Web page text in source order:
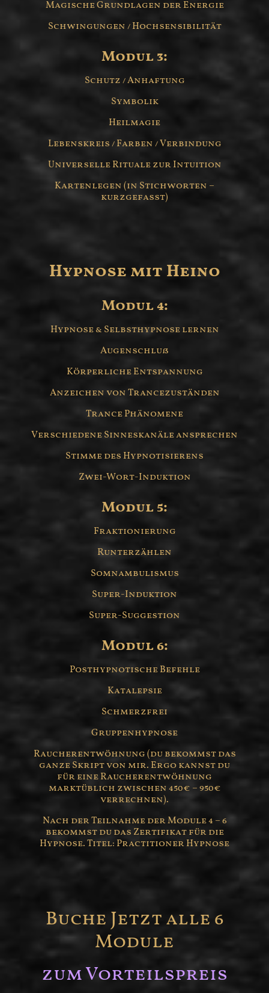
Magische Grundlagen der Energie
Schwingungen / Hochsensibilität
Modul 3:
Schutz / Anhaftung
Symbolik
Heilmagie
Lebenskreis / Farben / Verbindung
Universelle Rituale zur Intuition
Kartenlegen (in Stichworten –
kurzgefasst)
Hypnose mit Heino
Modul 4:
Hypnose & Selbsthypnose lernen
Augenschluß
Körperliche Entspannung
Anzeichen von Trancezuständen
Trance Phänomene
Verschiedene Sinneskanäle ansprechen
Stimme des Hypnotisierens
Zwei-Wort-Induktion
Modul 5:
Fraktionierung
Runterzählen
Somnambulismus
Super-Induktion
Super-Suggestion
Modul 6:
Posthypnotische Befehle
Katalepsie
Schmerzfrei
Gruppenhypnose
Raucherentwöhnung (du bekommst das
ganze Skript von mir. Ergo kannst du
für eine Raucherentwöhnung
marktüblich zwischen 450€ – 950€
verrechnen).
Nach der Teilnahme der Module 4 – 6
bekommst du das Zertifikat für die
Hypnose. Titel: Practitioner Hypnose
Buche Jetzt alle 6
Module
zum Vorteilspreis